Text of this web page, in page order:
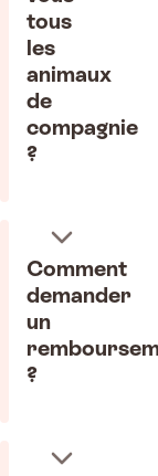
tous
les
animaux
de
compagnie
?
Comment
demander
un
?